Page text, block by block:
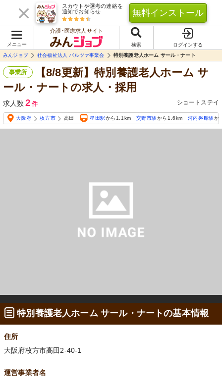
スカウトや選考の連絡を
通知でお知らせ
無料インストール
メニュー
介護･医療求人サイト
検索
ログインする
みんジョブ
社会福祉法人 バルツァ事業会 特別養護老人ホーム サール・ナート
事業所
【8/8更新】特別養護老人ホーム サ
ール・ナートの求人・採用
求人数 2 件 ショートステイ
大阪府 枚方市 高田 星田駅から1.1km 交野市駅から1.6km 河内磐船駅か
特別養護老人ホーム サール・ナートの基本情報
住所
大阪府枚方市高田2-40-1
運営事業者名